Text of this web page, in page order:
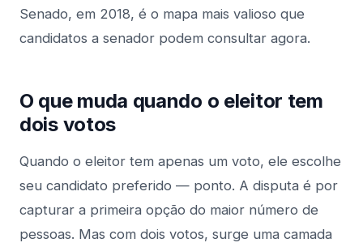
Senado, em 2018, é o mapa mais valioso que
candidatos a senador podem consultar agora.
O que muda quando o eleitor tem
dois votos
Quando o eleitor tem apenas um voto, ele escolhe
seu candidato preferido — ponto. A disputa é por
capturar a primeira opção do maior número de
pessoas. Mas com dois votos, surge uma camada